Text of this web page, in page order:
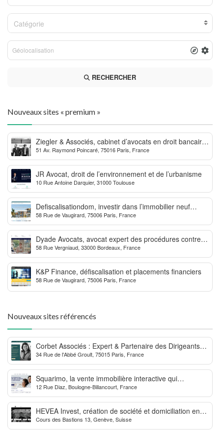
Catégorie
RECHERCHER
Nouveaux sites « premium »
Ziegler & Associés, cabinet d’avocats en droit bancaire,
cryptomonnaie et escroqueries financières
51 Av. Raymond Poincaré, 75016 Paris, France
JR Avocat, droit de l’environnement et de l’urbanisme
10 Rue Antoine Darquier, 31000 Toulouse
Defiscalisationdom, investir dans l’immobilier neuf
Outre-mer
58 Rue de Vaugirard, 75006 Paris, France
Dyade Avocats, avocat expert des procédures contre la
MDPH
58 Rue Vergniaud, 33000 Bordeaux, France
K&P Finance, défiscalisation et placements financiers
58 Rue de Vaugirard, 75006 Paris, France
Nouveaux sites référencés
Corbet Associés : Expert & Partenaire des Dirigeants
d’Entreprise
34 Rue de l'Abbé Groult, 75015 Paris, France
Squarimo, la vente immobilière interactive qui
dynamise les transactions
12 Rue Diaz, Boulogne-Billancourt, France
HEVEA Invest, création de société et domiciliation en
Suisse
Cours des Bastions 13, Genève, Suisse